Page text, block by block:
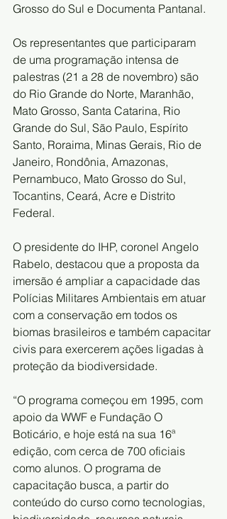
Grosso do Sul e Documenta Pantanal.
Os representantes que participaram
de uma programação intensa de
palestras (21 a 28 de novembro) são
do Rio Grande do Norte, Maranhão,
Mato Grosso, Santa Catarina, Rio
Grande do Sul, São Paulo, Espírito
Santo, Roraima, Minas Gerais, Rio de
Janeiro, Rondônia, Amazonas,
Pernambuco, Mato Grosso do Sul,
Tocantins, Ceará, Acre e Distrito
Federal.
O presidente do IHP, coronel Angelo
Rabelo, destacou que a proposta da
imersão é ampliar a capacidade das
Polícias Militares Ambientais em atuar
com a conservação em todos os
biomas brasileiros e também capacitar
civis para exercerem ações ligadas à
proteção da biodiversidade.
“O programa começou em 1995, com
apoio da WWF e Fundação O
Boticário, e hoje está na sua 16ª
edição, com cerca de 700 oficiais
como alunos. O programa de
capacitação busca, a partir do
conteúdo do curso como tecnologias,